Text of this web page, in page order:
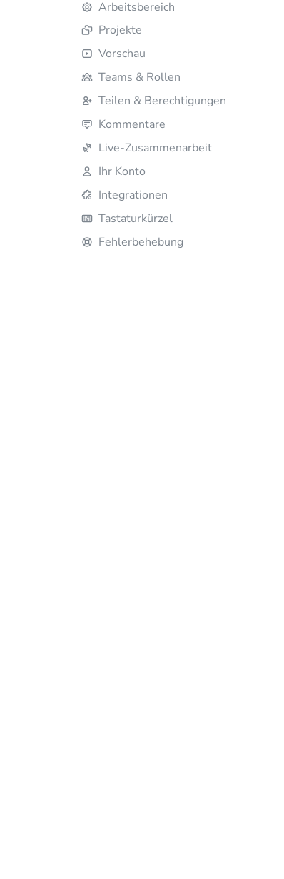
Arbeitsbereich
Projekte
Vorschau
Teams & Rollen
Teilen & Berechtigungen
Kommentare
Live-Zusammenarbeit
Ihr Konto
Integrationen
Tastaturkürzel
Fehlerbehebung